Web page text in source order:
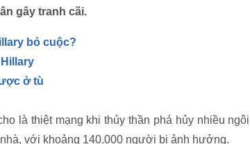
gây tranh cãi.
bỏ cuộc?
ở tù
là thiệt mạng khi thủy thần phá hủy nhiều
với khoảng 140.000 người bị ảnh hưởng.